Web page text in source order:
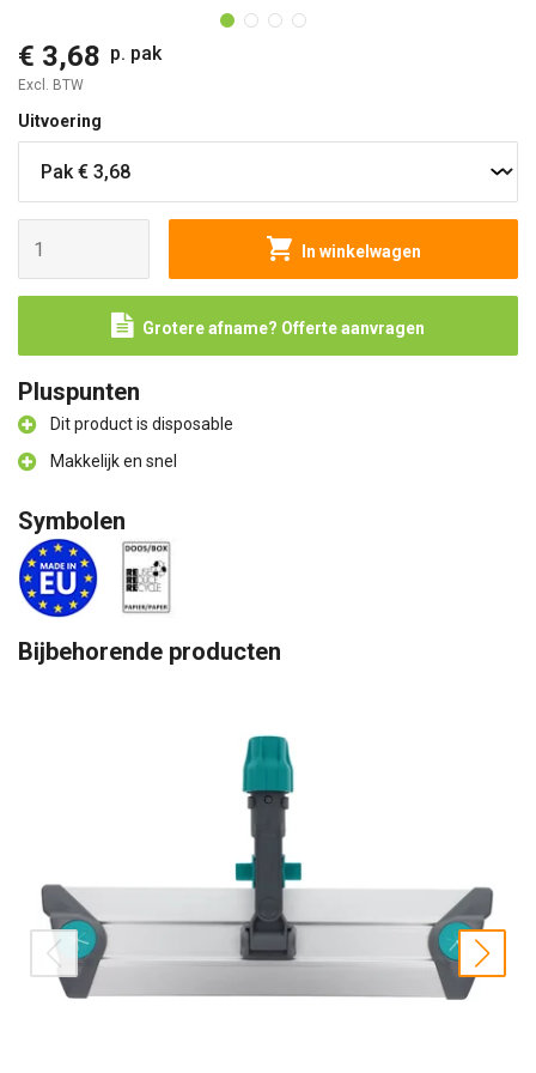
€ 3,68 p. pak
Excl. BTW
Uitvoering
In winkelwagen
Grotere afname? Offerte aanvragen
Pluspunten
Dit product is disposable
Makkelijk en snel
Symbolen
Bijbehorende producten
prev next